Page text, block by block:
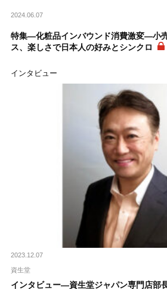
2024.06.07
特集―化粧品インバウンド消費激変―小
ス、楽しさで日本人の好みとシンクロ
インタビュー
2023.12.07
資生堂
インタビュー―資生堂ジャパン専門店部